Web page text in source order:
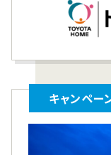
キャンペー